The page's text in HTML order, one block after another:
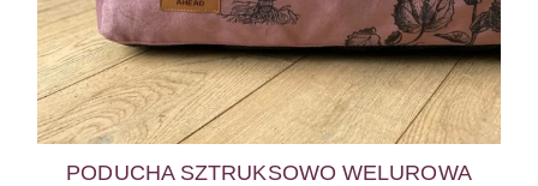
PODUCHA SZTRUKSOWO WELUROWA